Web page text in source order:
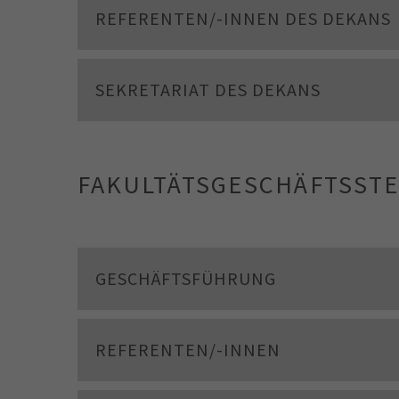
REFERENTEN/-INNEN DES DEKANS
SEKRETARIAT DES DEKANS
GESCHÄFTSFÜHRUNG
REFERENTEN/-INNEN